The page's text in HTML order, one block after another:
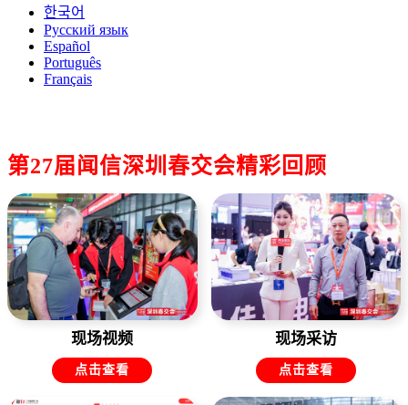
한국어
Русский язык
Español
Português
Français
第27届闻信深圳春交会精彩回顾
现场视频
点击查看
现场采访
点击查看